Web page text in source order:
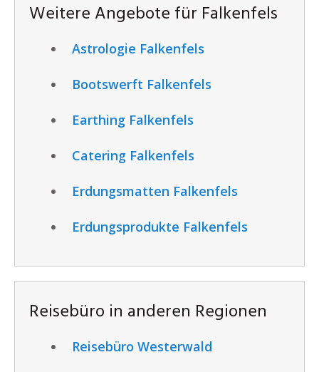
Weitere Angebote für Falkenfels
Astrologie Falkenfels
Bootswerft Falkenfels
Earthing Falkenfels
Catering Falkenfels
Erdungsmatten Falkenfels
Erdungsprodukte Falkenfels
Reisebüro in anderen Regionen
Reisebüro Westerwald